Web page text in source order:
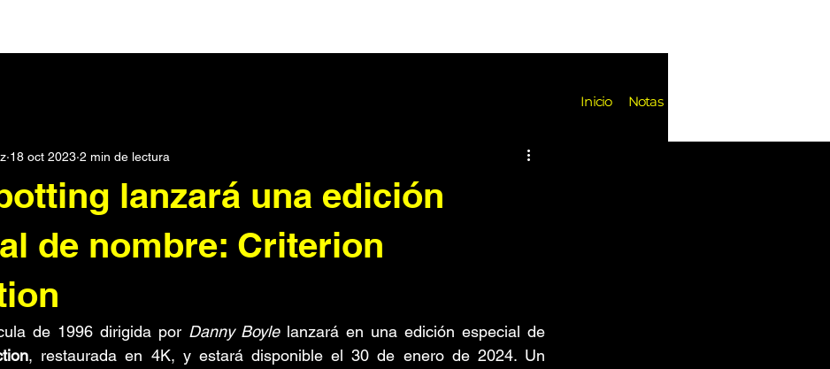
Inicio Notas
Electrónica Podcast Festivales
Discos Historias
lanzará una edición
de nombre: Criterion
18 oct 2023 2 min de lectura
de 1996 dirigida por Danny Boyle
, restaurada en 4K, y estará disponible el 30 de enero de 2024. Un